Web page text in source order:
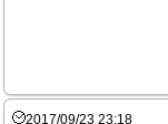
2017/09/23 23:18